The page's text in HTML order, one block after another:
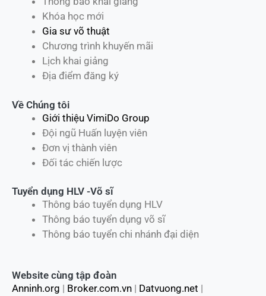
Khóa học mới
Gia sư võ thuật
Chương trình khuyến mãi
Lịch khai giảng
Địa điểm đăng ký
Về Chúng tôi
Giới thiệu VimiDo Group
Đội ngũ Huấn luyện viên
Đơn vị thành viên
Đối tác chiến lược
Tuyển dụng HLV -Võ sĩ
Thông báo tuyển dụng HLV
Thông báo tuyển dụng võ sĩ
Thông báo tuyển chi nhánh đại diện
Website cùng tập đoàn
Anninh.org | Broker.com.vn | Datvuong.net |